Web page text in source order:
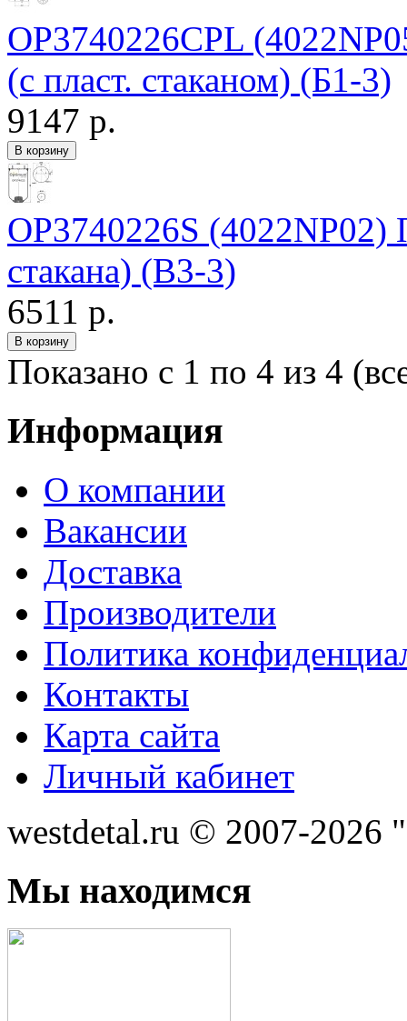
OP3740226CPL
(с пласт. стаканом) (Б1-3)
9147 р.
OP3740226S (4022NP02)
стакана) (В3-3)
6511 р.
Показано с 1 по 4 из 4
Информация
О компании
Вакансии
Доставка
Производители
Политика
Контакты
Карта сайта
Личный кабинет
westdetal.ru © 2007-2026
Мы находимся